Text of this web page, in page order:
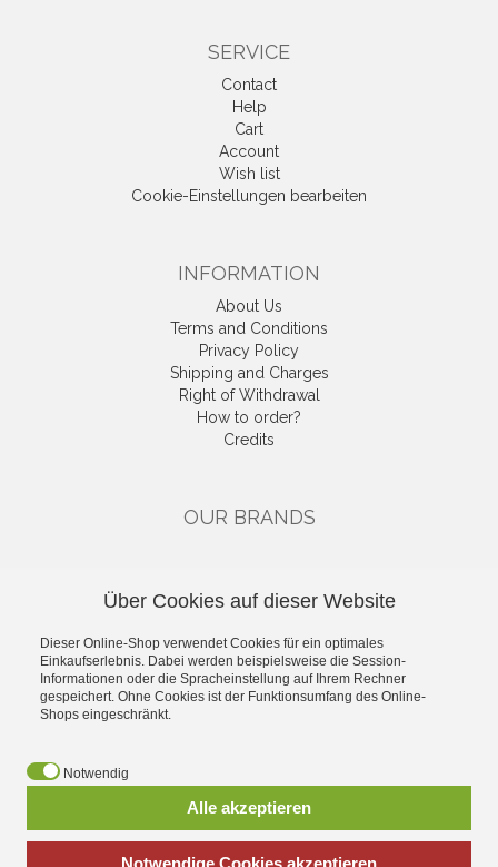
SERVICE
Contact
Help
Cart
Account
Wish list
Cookie-Einstellungen bearbeiten
INFORMATION
About Us
Terms and Conditions
Privacy Policy
Shipping and Charges
Right of Withdrawal
How to order?
Credits
OUR BRANDS
CATEGORIES
Single Drivers & Accessories
Kits
High-End
*incl. tax, plus
Über Cookies auf dieser Website
Dieser Online-Shop verwendet Cookies für ein optimales
Einkaufserlebnis. Dabei werden beispielsweise die Session-
Informationen oder die Spracheinstellung auf Ihrem Rechner
gespeichert. Ohne Cookies ist der Funktionsumfang des Online-
Shops eingeschränkt.
Notwendig
Alle akzeptieren
Notwendige Cookies akzeptieren